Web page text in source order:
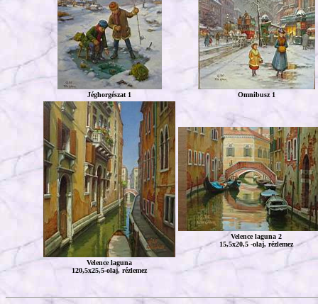
Jéghorgészat 1 Omnibusz 1
Velence laguna
120,5x25,5-olaj, rézlemez
Velence laguna 2
15,5x20,5 -olaj, rézlemez